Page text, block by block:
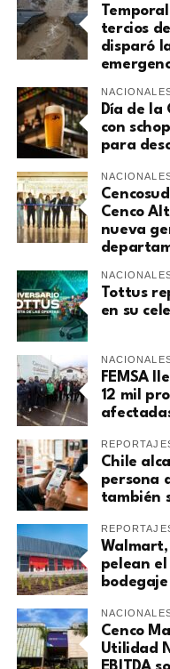
tercios
disparó
Día de la
con
para
Cenco
nueva
Tottus
en su
FEMSA
12 mil
Chile
persona
también
Walmart,
pelean
Cenco
Utilidad